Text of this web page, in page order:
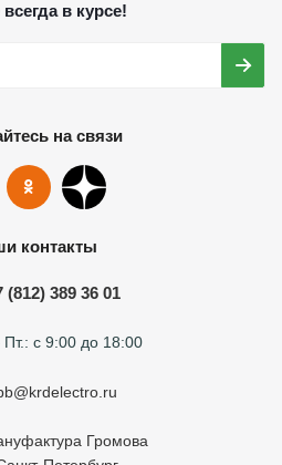
в курсе!
на связи
контакты
(812) 389 36 01
с 9:00 до 18:00
Громова